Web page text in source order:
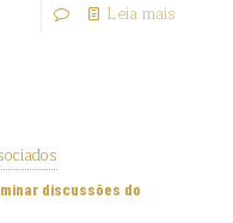
Leia mais
discussões do